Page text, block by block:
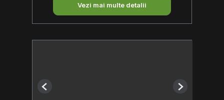
Vezi mai multe detalii
Previous Next